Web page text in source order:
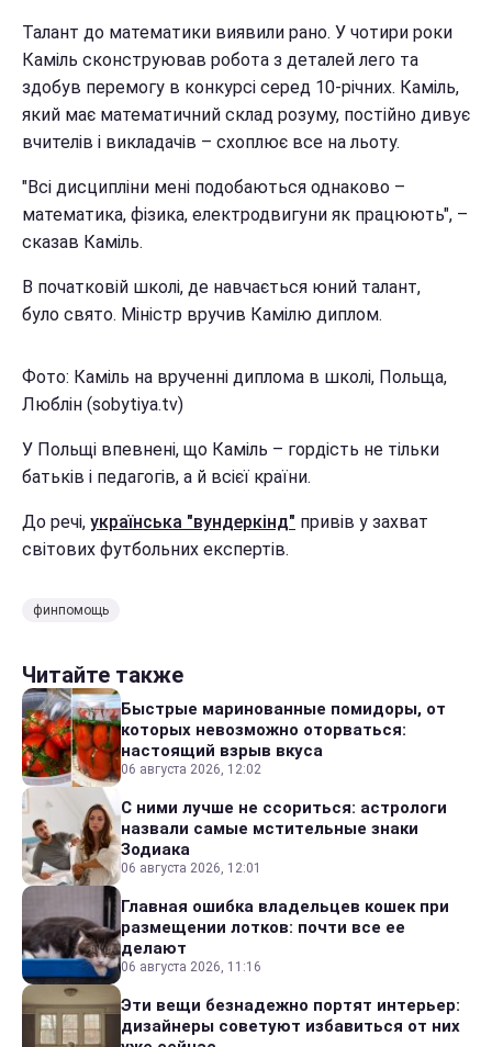
Талант до математики виявили рано. У чотири роки
Каміль сконструював робота з деталей лего та
здобув перемогу в конкурсі серед 10-річних. Каміль,
який має математичний склад розуму, постійно дивує
вчителів і викладачів – схоплює все на льоту.
"Всі дисципліни мені подобаються однаково –
математика, фізика, електродвигуни як працюють", –
сказав Каміль.
В початковій школі, де навчається юний талант,
було свято. Міністр вручив Камілю диплом.
Фото: Каміль на врученні диплома в школі, Польща,
Люблін (sobytiya.tv)
У Польщі впевнені, що Каміль – гордість не тільки
батьків і педагогів, а й всієї країни.
До речі, українська "вундеркінд" привів у захват
світових футбольних експертів.
финпомощь
Читайте также
Быстрые маринованные помидоры, от
которых невозможно оторваться:
настоящий взрыв вкуса
06 августа 2026, 12:02
С ними лучше не ссориться: астрологи
назвали самые мстительные знаки
Зодиака
06 августа 2026, 12:01
Главная ошибка владельцев кошек при
размещении лотков: почти все ее
делают
06 августа 2026, 11:16
Эти вещи безнадежно портят интерьер:
дизайнеры советуют избавиться от них